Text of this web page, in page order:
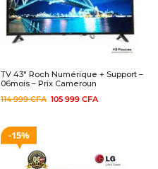
TV 43″ Roch Numérique + Support –
06mois – Prix Cameroun
114 999CFA 105 999 CFA
15%